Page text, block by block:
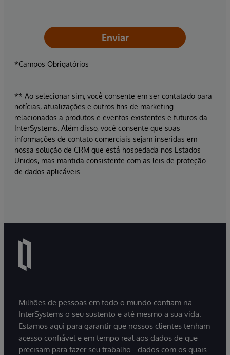
Enviar
*Campos Obrigatórios
** Ao selecionar sim, você consente em ser contatado para
notícias, atualizações e outros fins de marketing
relacionados a produtos e eventos existentes e futuros da
InterSystems. Além disso, você consente que suas
informações de contato comerciais sejam inseridas em
nossa solução de CRM que está hospedada nos Estados
Unidos, mas mantida consistente com as leis de proteção
de dados aplicáveis.
Milhões de pessoas em todo o mundo confiam na
InterSystems o seu sustento e até mesmo a sua vida.
Estamos aqui para garantir que nossos clientes tenham
acesso confiável e em tempo real aos dados de que
precisam para fazer seu trabalho - dados com os quais